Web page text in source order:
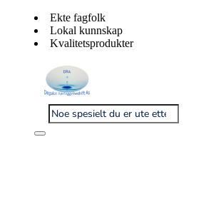
Ekte fagfolk
Lokal kunnskap
Kvalitetsprodukter